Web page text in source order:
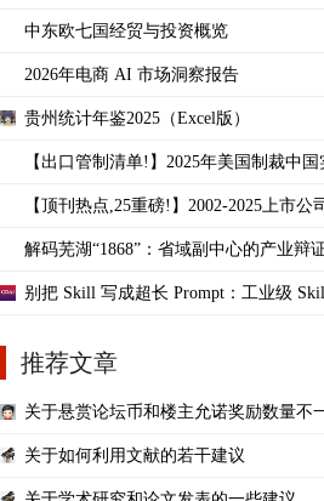
中东欧七国经贸与投资概览
2026年电商 AI 市场洞察报告
贵州统计年鉴2025（Excel版）
【出口管制清单!】2025年美国制裁中国
【顶刊热点,25重磅!】2002-2025上市公
解码芜湖“1868”：省域副中心的产业辩
别把 Skill 写成超长 Prompt：工业级
推荐文章
关于悬赏论坛币和楼主允诺奖励数量不
关于如何利用文献的若干建议